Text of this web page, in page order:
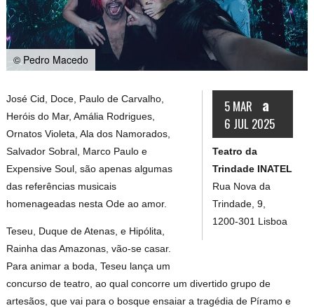
© Pedro Macedo
5 MAR a
6 JUL 2025
Teatro da
Trindade INATEL
Rua Nova da
Trindade, 9,
1200-301 Lisboa
José Cid, Doce, Paulo de Carvalho,
Heróis do Mar, Amália Rodrigues,
Ornatos Violeta, Ala dos Namorados,
Salvador Sobral, Marco Paulo e
Expensive Soul, são apenas algumas
das referências musicais
homenageadas nesta Ode ao amor.
Teseu, Duque de Atenas, e Hipólita,
Rainha das Amazonas, vão-se casar.
Para animar a boda, Teseu lança um
concurso de teatro, ao qual concorre um divertido grupo de
artesãos, que vai para o bosque ensaiar a tragédia de Píramo e